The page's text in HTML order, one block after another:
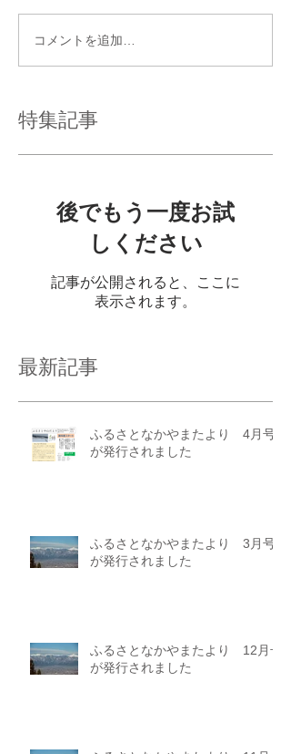
コメントを追加…
特集記事
後でもう一度お試
しください
記事が公開されると、ここに
表示されます。
最新記事
ふるさとなかやまたより 4月号
が発行されました
ふるさとなかやまたより 3月号
が発行されました
ふるさとなかやまたより 12月号
が発行されました